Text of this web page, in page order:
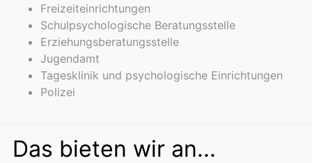
Freizeiteinrichtungen
Schulpsychologische Beratungsstelle
Erziehungsberatungsstelle
Jugendamt
Tagesklinik und psychologische Einrichtungen
Polizei
Das bieten wir an...